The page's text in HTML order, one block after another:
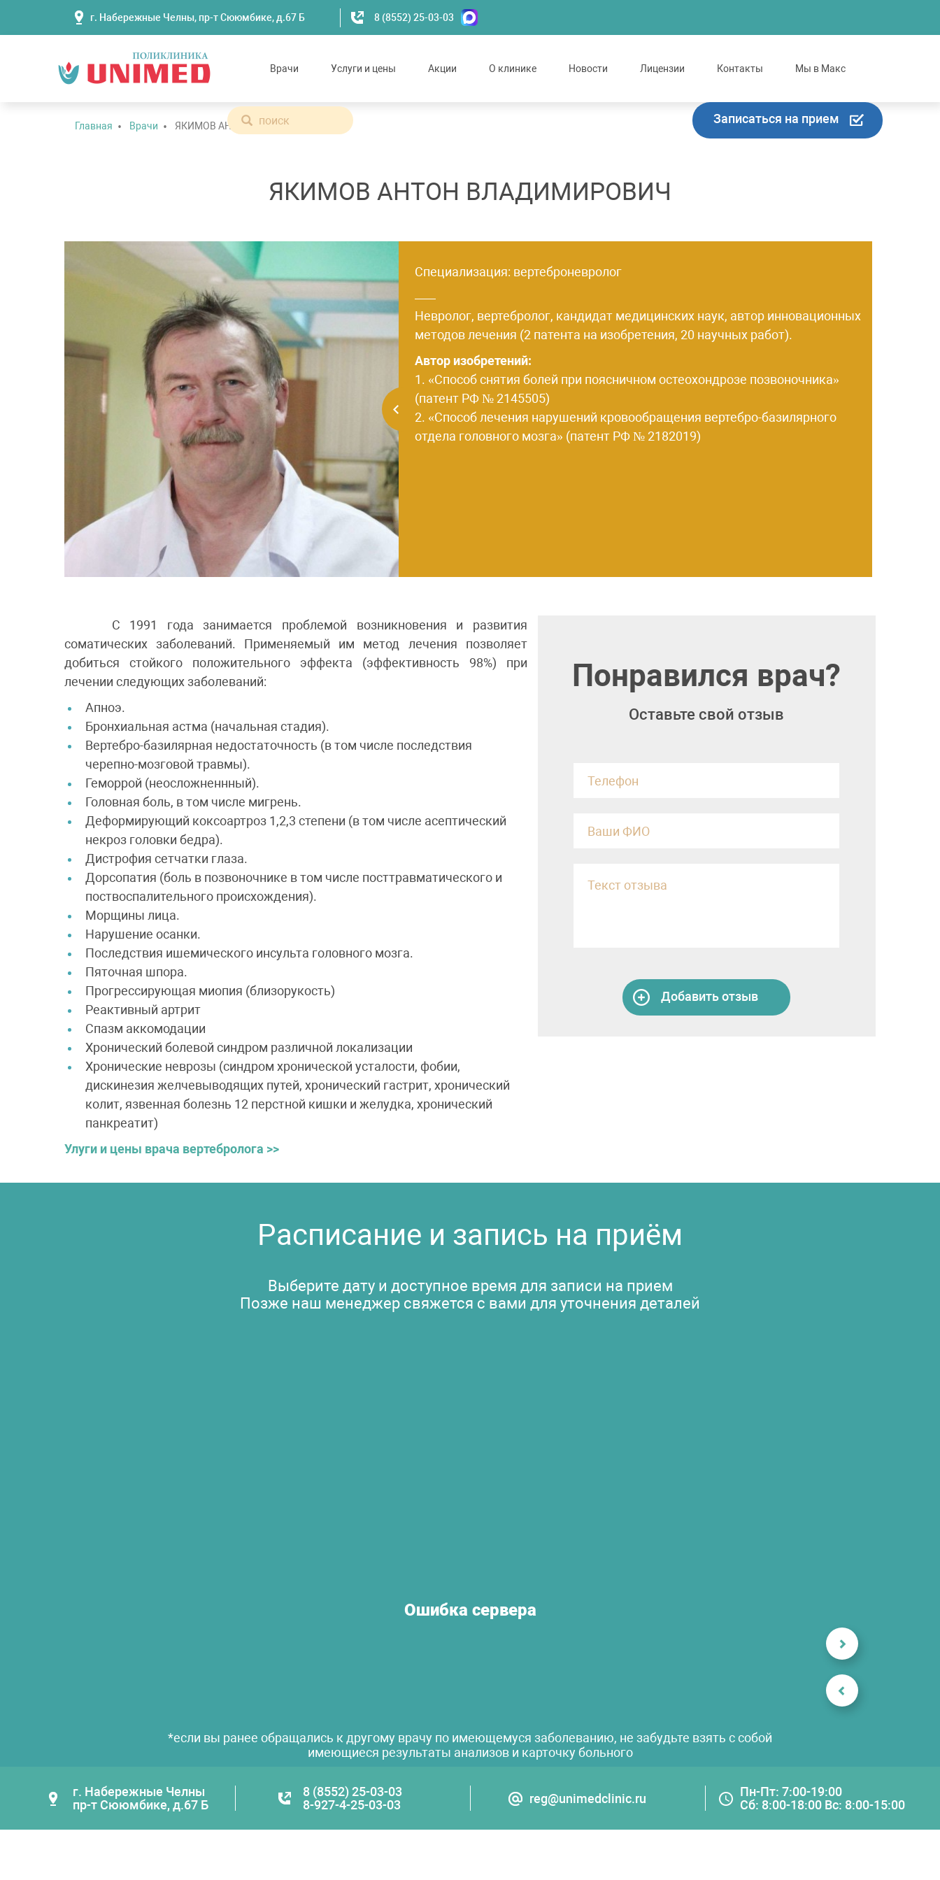
г. Набережные Челны, пр-т Сююмбике, д.67 Б 8 (8552) 25-03-03
Врачи Услуги и цены Акции О клинике Новости Лицензии Контакты Мы в Макс
Записаться на прием
Главная Врачи ЯКИМОВ АНТОН ВЛАДИМИРОВИЧ
ЯКИМОВ АНТОН ВЛАДИМИРОВИЧ
Специализация: вертеброневролог
Невролог, вертебролог, кандидат медицинских наук, автор инновационных
методов лечения (2 патента на изобретения, 20 научных работ).
Автор изобретений:
1. «Способ снятия болей при поясничном остеохондрозе позвоночника»
(патент РФ № 2145505)
2. «Способ лечения нарушений кровообращения вертебро-базилярного
отдела головного мозга» (патент РФ № 2182019)
С 1991 года занимается проблемой возникновения и развития
соматических заболеваний. Применяемый им метод лечения позволяет
добиться стойкого положительного эффекта (эффективность 98%) при
лечении следующих заболеваний:
Апноэ.
Бронхиальная астма (начальная стадия).
Вертебро-базилярная недостаточность (в том числе последствия
черепно-мозговой травмы).
Геморрой (неосложненнный).
Головная боль, в том числе мигрень.
Деформирующий коксоартроз 1,2,3 степени (в том числе асептический
некроз головки бедра).
Дистрофия сетчатки глаза.
Дорсопатия (боль в позвоночнике в том числе посттравматического и
поствоспалительного происхождения).
Морщины лица.
Нарушение осанки.
Последствия ишемического инсульта головного мозга.
Пяточная шпора.
Прогрессирующая миопия (близорукость)
Реактивный артрит
Спазм аккомодации
Хронический болевой синдром различной локализации
Хронические неврозы (синдром хронической усталости, фобии,
дискинезия желчевыводящих путей, хронический гастрит, хронический
колит, язвенная болезнь 12 перстной кишки и желудка, хронический
панкреатит)
Улуги и цены врача вертебролога >>
Понравился врач?
Оставьте свой отзыв
Добавить отзыв
Расписание и запись на приём
Выберите дату и доступное время для записи на прием
Позже наш менеджер свяжется с вами для уточнения деталей
Ошибка сервера
*если вы ранее обращались к другому врачу по имеющемуся заболеванию, не забудьте взять с собой
имеющиеся результаты анализов и карточку больного
г. Набережные Челны
пр-т Сююмбике, д.67 Б
8 (8552) 25-03-03
8-927-4-25-03-03
reg@unimedclinic.ru
Пн-Пт: 7:00-19:00
Сб: 8:00-18:00 Вс: 8:00-15:00